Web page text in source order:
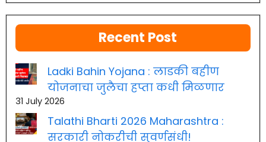
Recent Post
Ladki Bahin Yojana : लाडकी बहीण
योजनाचा जुलैचा हप्ता कधी मिळणार
31 July 2026
Talathi Bharti 2026 Maharashtra :
सरकारी नोकरीची सुवर्णसंधी!